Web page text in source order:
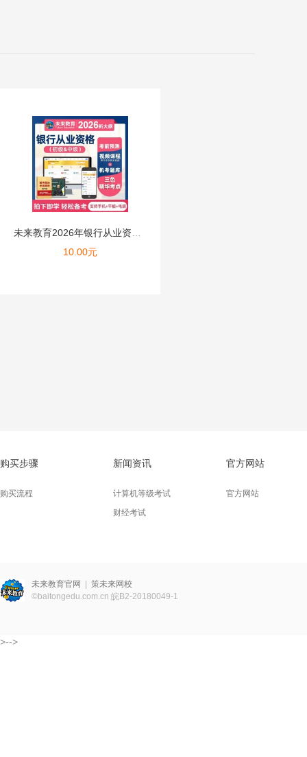
10.00元
购买步骤
购买流程
新闻资讯
计算机等级考试
财经考试
官方网站
官方网站
未来教育官网
策未来网校
©baitongedu.com.cn 皖B2-20180049-1
>-->